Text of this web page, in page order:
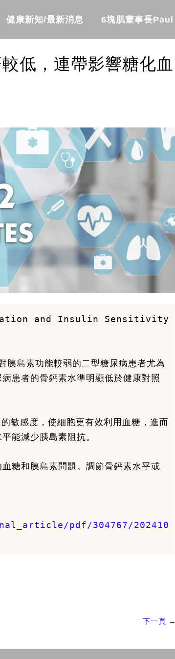
健康新知/最新消息 6塊肌董事長Paul
低，連帶影響糖化血
and Insulin Sensitivity
島素功能較弱的二型糖尿病患者尤為
患者的骨鈣素水準明顯低於健康對照
敏感度，使細胞更有效利用血糖，進而
能減少胰島素阻抗。
糖和胰島素問題。調節骨鈣素水平或
pdf/304767/202410
下一頁 →